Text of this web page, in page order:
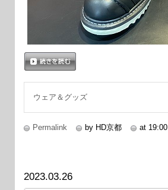
ウェア＆グッズ
Permalink by HD京都 at 19:00
2023.03.26